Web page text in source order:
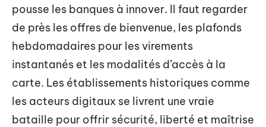
pousse les banques à innover. Il faut regarder
de près les offres de bienvenue, les plafonds
hebdomadaires pour les virements
instantanés et les modalités d’accès à la
carte. Les établissements historiques comme
les acteurs digitaux se livrent une vraie
bataille pour offrir sécurité, liberté et maîtrise